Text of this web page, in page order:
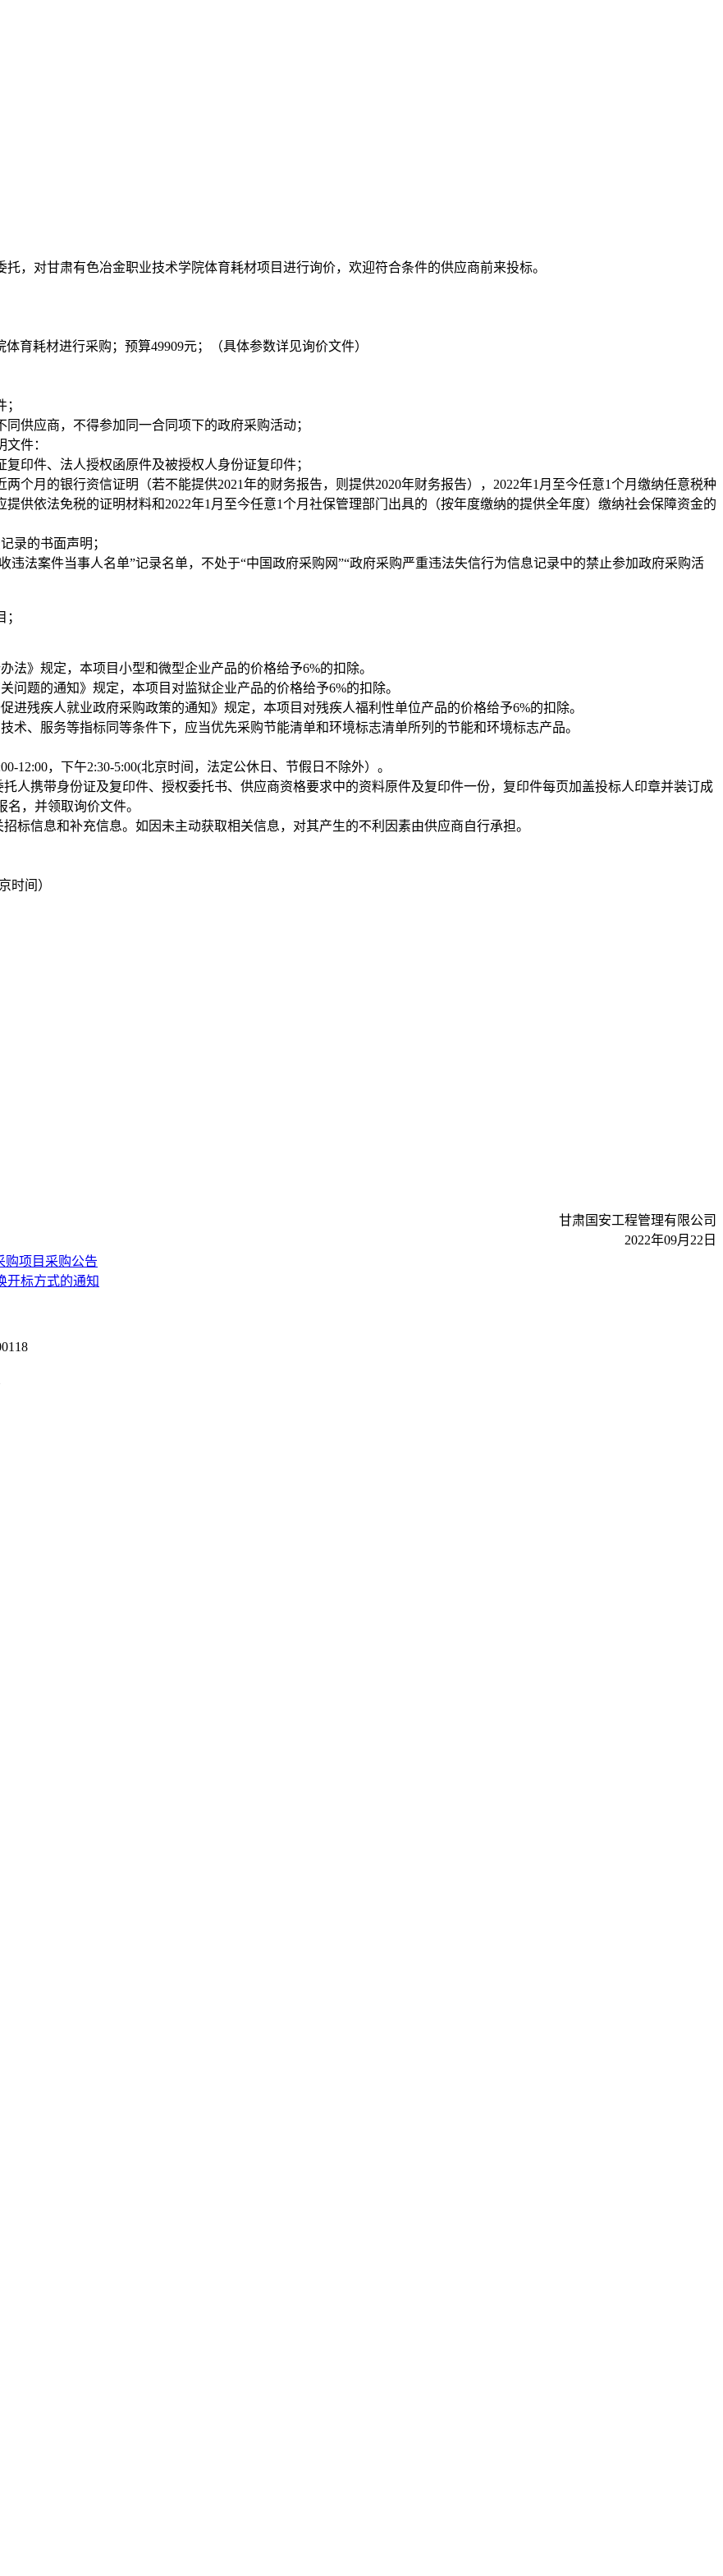
托，对甘肃有色冶金职业技术学院体育耗材项目进行询价，欢迎符合条件的供应商前来投标。
体育耗材进行采购 ；预算49909元； （具体参数详见询价文件）
供应商，不得参加同一合同项下的政府采购活动；
件：
印件、法人授权函原件及被授权人身份证复印件；
两个月的银行资信证明（若不能提供2021年的财务报告，则提供2020年财务报告），2022年1月至今任意1个月缴纳任意税种
供依法免税的证明材料和2022年1月至今任意1个月社保管理部门出具的（按年度缴纳的提供全年度）缴纳社会保障资金的
录的书面声明；
违法案件当事人名单”记录名单，不处于“中国政府采购网”“政府采购严重违法失信行为信息记录中的禁止参加政府采购活
》规定，本项目小型和微型企业产品的价格给予6%的扣除。
问题的通知》规定，本项目对监狱企业产品的价格给予6%的扣除。
进残疾人就业政府采购政策的通知》规定，本项目对残疾人福利性单位产品的价格给予6%的扣除。
术、服务等指标同等条件下，应当优先采购节能清单和环境标志清单所列的节能和环境标志产品。
12:00，下午2:30-5:00(北京时间，法定公休日、节假日不除外）。
人携带身份证及复印件、授权委托书、供应商资格要求中的资料原件及复印件一份，复印件每页加盖投标人印章并装订成
，并领取询价文件。
标信息和补充信息。如因未主动获取相关信息，对其产生的不利因素由供应商自行承担。
时间）
甘肃国安工程管理有限公司
2022年09月 22 日
购项目采购公告
开标方式的通知